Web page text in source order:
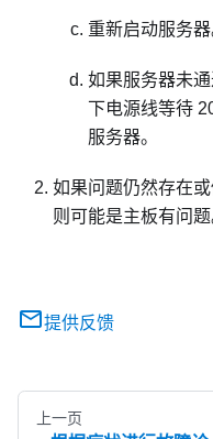
重新启动服务器
如果服务器未
下电源线等待
服务器。
如果问题仍然存在
则可能是主板有问题
提供反馈
上一页